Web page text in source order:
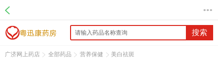
搜索
广济网上药店 全部药品 营养保健 美白祛斑
名 称：太太美容口服液
品 牌：太太
规 格：10ml*30支/盒
价 格：￥198.00
厂家：太太药业股份有限公司